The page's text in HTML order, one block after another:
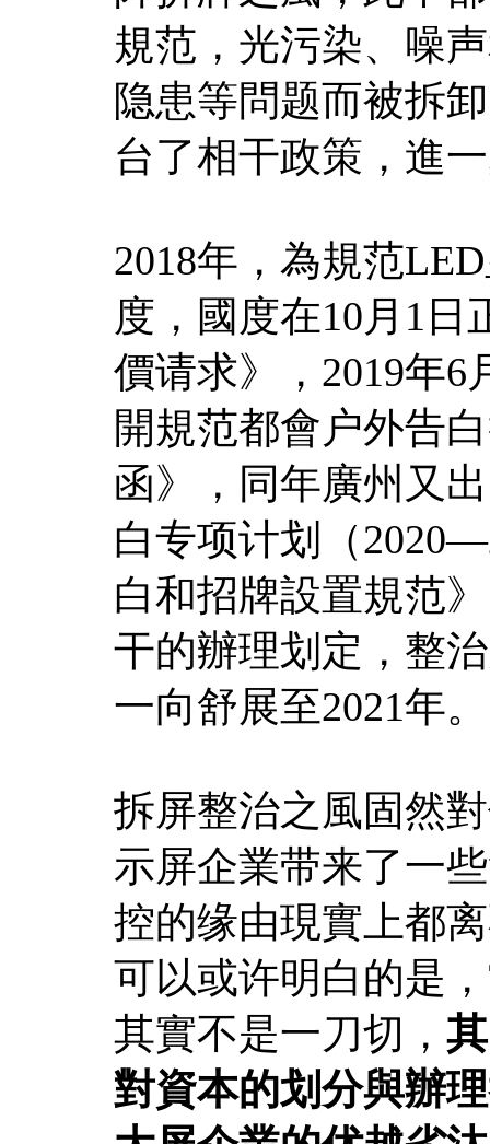
規范，光污染、噪
隐患等問题而被拆
台了相干政策，進
2018年，為規范
度，國度在10月1
價请求》，2019年6
開規范都會户外告
函》，同年廣州又
白专项计划（
白和招牌設置規范
干的辦理划定，整
一向舒展至2021年。
拆屏整治之風固然
示屏企業带来了一
控的缘由現實上都
可以或许明白的是
其實不是一刀切，
對資本的划分與辦